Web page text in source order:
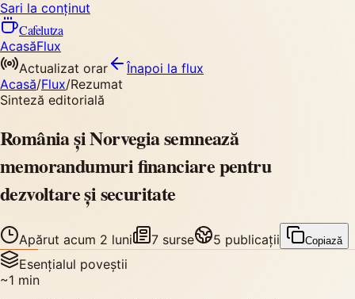
Sari la conținut
Cafelutza
AcasăFlux
Actualizat orar
Înapoi la flux
Acasă/Flux/Rezumat
Sinteză editorială
România și Norvegia semnează
memorandumuri financiare pentru
dezvoltare și securitate
Apărut acum 2 luni 7 surse 5 publicații Copiază
Esențialul poveștii
~1 min